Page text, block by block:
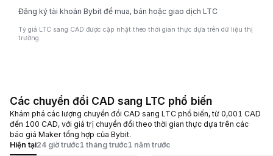
Đăng ký tài khoản Bybit để mua, bán hoặc giao dịch LTC
Tỷ giá LTC sang CAD được cập nhật theo thời gian thực dựa trên dữ liệu thị
trường.
Các chuyển đổi CAD sang LTC phổ biến
Khám phá các lượng chuyển đổi CAD sang LTC phổ biến, từ 0,001 CAD
đến 100 CAD, với giá trị chuyển đổi theo thời gian thực dựa trên các
báo giá Maker tổng hợp của Bybit.
Hiện tại24 giờ trước1 tháng trước1 năm trước